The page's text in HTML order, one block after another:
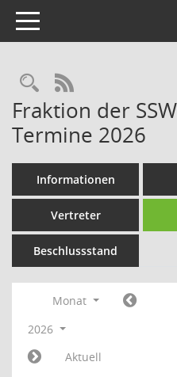
Toggle navigation
RSS-Feed
Fraktion der
Termine 2026
Informationen
Vertreter
Beschlussstand
Monat
2026
Aktuell